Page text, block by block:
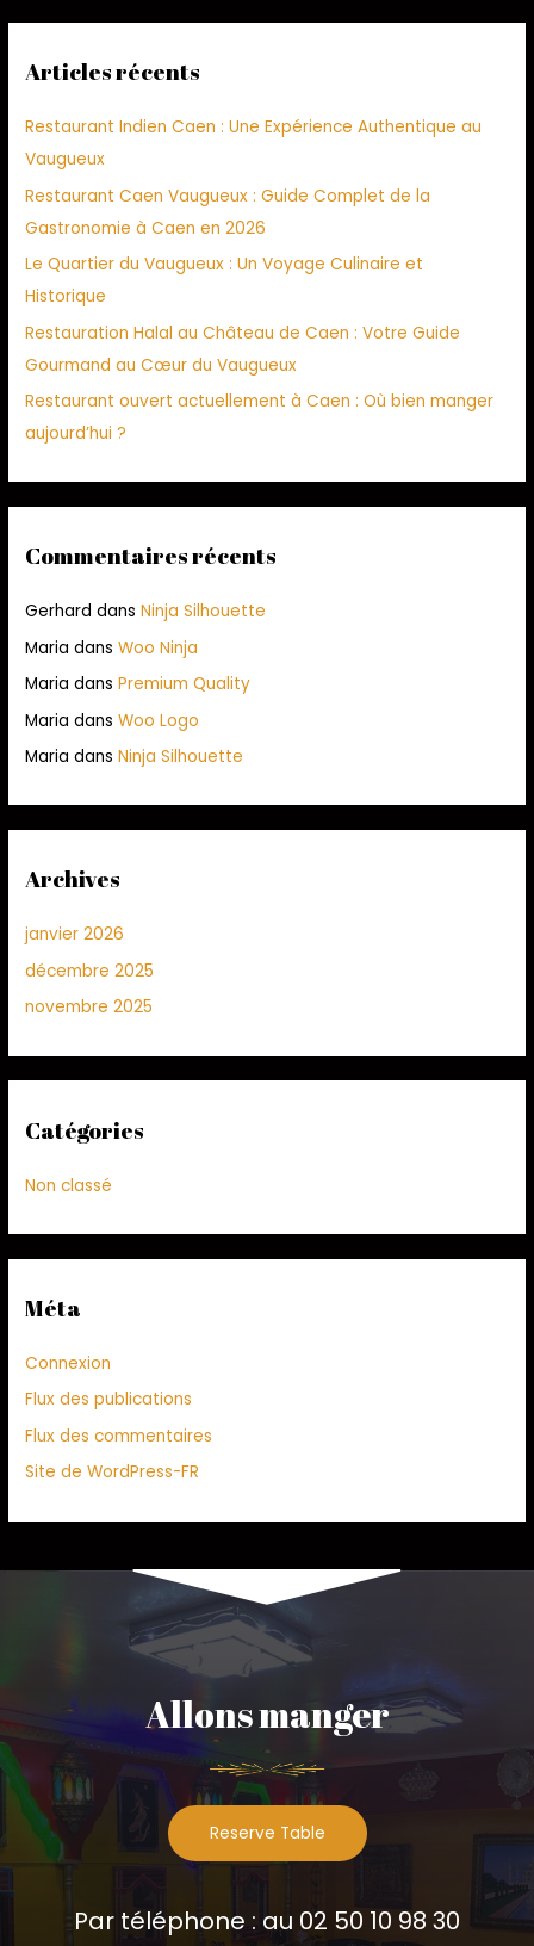
Articles récents
Restaurant Indien Caen : Une Expérience Authentique au
Vaugueux
Restaurant Caen Vaugueux : Guide Complet de la
Gastronomie à Caen en 2026
Le Quartier du Vaugueux : Un Voyage Culinaire et
Historique
Restauration Halal au Château de Caen : Votre Guide
Gourmand au Cœur du Vaugueux
Restaurant ouvert actuellement à Caen : Où bien manger
aujourd’hui ?
Commentaires récents
Gerhard dansNinja Silhouette
Maria dansWoo Ninja
Maria dansPremium Quality
Maria dansWoo Logo
Maria dansNinja Silhouette
Archives
janvier 2026
décembre 2025
novembre 2025
Catégories
Non classé
Méta
Connexion
Flux des publications
Flux des commentaires
Site de WordPress-FR
Allons manger
Reserve Table
Par téléphone : au 02 50 10 98 30